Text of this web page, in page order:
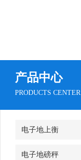
产品中心
PRODUCTS CENTER
电子地上衡
电子地磅秤